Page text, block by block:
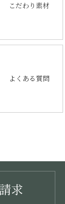
こだわり素材
よくある質問
求